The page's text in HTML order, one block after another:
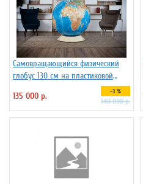
Самовращающийся физический
глобус 130 см на пластиковой
135 000 р. -3 %
140 000 р.